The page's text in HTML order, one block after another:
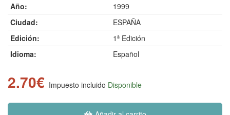
Año:
1999
Ciudad:
ESPAÑA
Edición:
1ª Edición
Idioma:
Español
2.70€ Impuesto incluido Disponible